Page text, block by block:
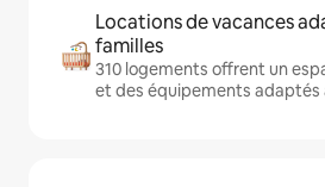
Locations de vacances
familles
310 logements offrent un
et des équipements adaptés